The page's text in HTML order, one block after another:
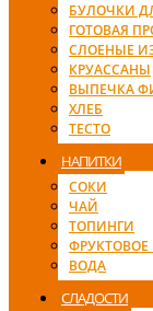
БУЛОЧКИ
ГОТОВАЯ
СЛОЕНЫЕ
КРУАССАНЫ
ВЫПЕЧКА
ХЛЕБ
ТЕСТО
НАПИТКИ
СОКИ
ЧАЙ
ТОПИНГИ
ВОДА
СЛАДОСТИ